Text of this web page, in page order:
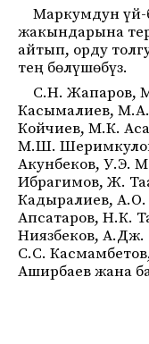
Маркумдун үй-
жакындарына
айтып, орду
тең бөлүшөбүз.
С.Н. Жапаров,
Касымалиев,
Койчиев, М.К.
М.Ш.
Акунбеков, У.Э.
Ибрагимов, Ж.
Кадыралиев, А.О.
Апсатаров, Н.К.
Ниязбеков,
С.С.
Аширбаев жана